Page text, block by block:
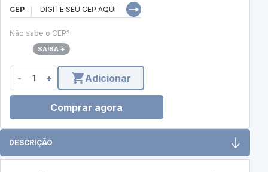
CEP
Não sabe o CEP?
SAIBA +
- + Adicionar
Comprar agora
DESCRIÇÃO